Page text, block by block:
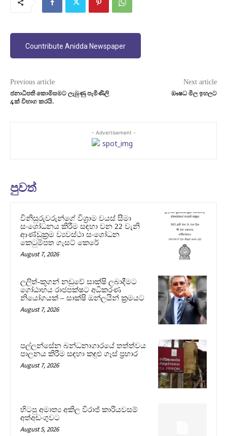
Countribute Anidda Newspaper
Previous article
ජනාධිපති කොමිසමට ලැබුණු පැමිණිලි
4ක් විභාග කරයි.
Next article
ඖෂධ මිල ඉහලට
- Advertisement -
පුවත්
විනිසුරුවරුන්ගේ විශ්‍රාම වයස් සීමා
සංශෝධනය කිරීම සඳහා වන 22 වැනි
ආණ්ඩුක්‍රම ව්‍යවස්ථා සංශෝධන
කෙටුම්පත ගැසට් කෙරේ
August 7, 2026
ලලිත්-කූගන් නඩුවේ සාක්ෂි ලබාදීමට
ගෝඨාභය රාජපක්ෂට අධිකරණ
නියෝගයක් – සාක්ෂි ඔන්ලයින් ක්‍රමයට
August 7, 2026
පල්ලන්සේන බන්ධනාගාරයේ තත්ත්වය
පාලනය කිරීම සඳහා කඳුළු ගෑස් ප්‍රහාර
August 7, 2026
හිටපු අමාත්‍ය අකිල විරාජ් කාරියවසම්
අත්අඩංගුවට
August 5, 2026